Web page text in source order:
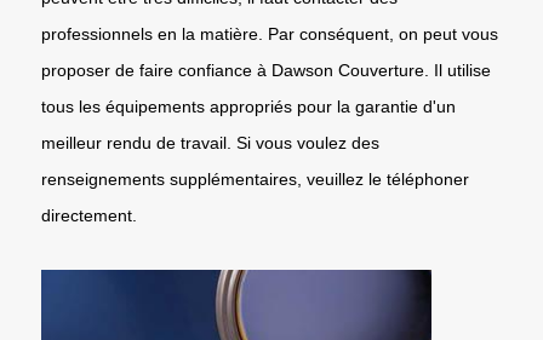
professionnels en la matière. Par conséquent, on peut vous
proposer de faire confiance à Dawson Couverture. Il utilise
tous les équipements appropriés pour la garantie d'un
meilleur rendu de travail. Si vous voulez des
renseignements supplémentaires, veuillez le téléphoner
directement.